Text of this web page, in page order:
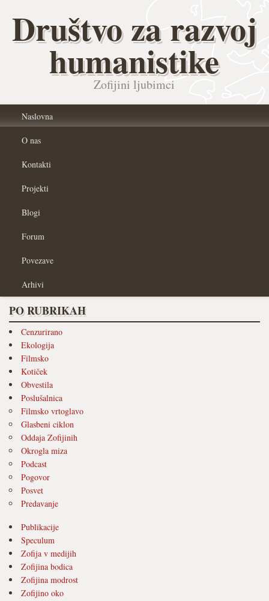
Društvo za razvoj
humanistike
Zofijini ljubimci
Naslovna
O nas
Kontakti
Projekti
Blogi
Forum
Povezave
Arhivi
PO RUBRIKAH
Cenzurirano
Ekologija
Filmsko
Kotiček
Obvestila
Poslušalnica
Filmsko vrtoglavo
Glasbeni ciklon
Oddaja Zofijinih
Okrogla miza
Podcast
Pogovor
Posvet
Predavanje
Publikacije
Speculum
Zofija v medijih
Zofijina bodica
Zofijina modrost
Zofijino oko